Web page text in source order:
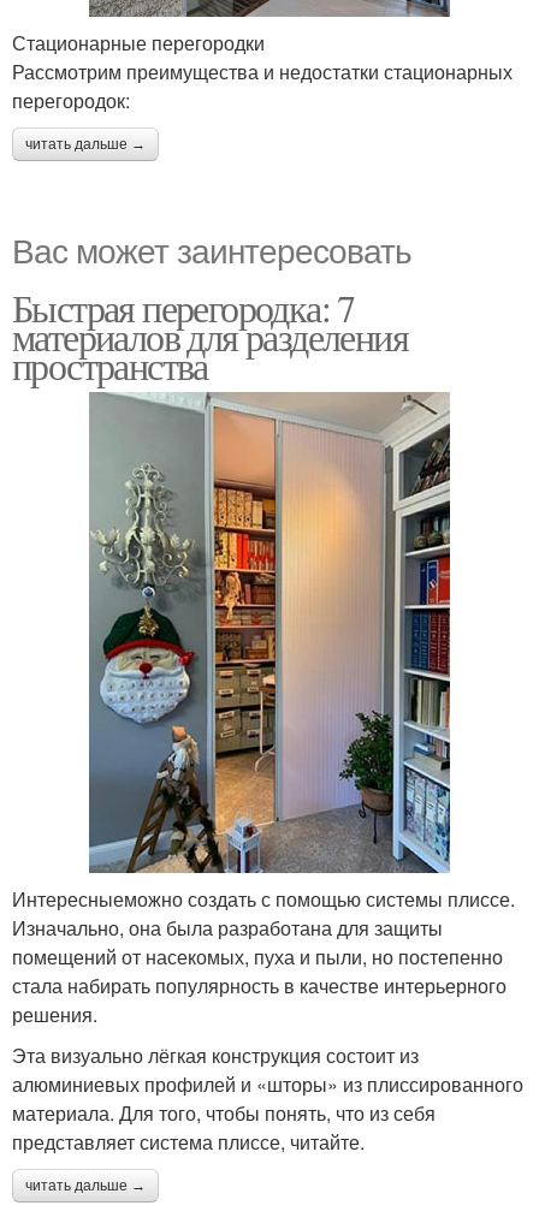
Стационарные перегородки
Рассмотрим преимущества и недостатки стационарных
перегородок:
читать дальше →
Вас может заинтересовать
Быстрая перегородка: 7
материалов для разделения
пространства
Интересныеможно создать с помощью системы плиссе.
Изначально, она была разработана для защиты
помещений от насекомых, пуха и пыли, но постепенно
стала набирать популярность в качестве интерьерного
решения.
Эта визуально лёгкая конструкция состоит из
алюминиевых профилей и «шторы» из плиссированного
материала. Для того, чтобы понять, что из себя
представляет система плиссе, читайте.
читать дальше →